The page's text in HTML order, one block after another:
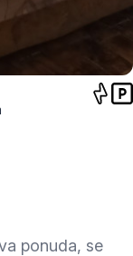
ponuda, se